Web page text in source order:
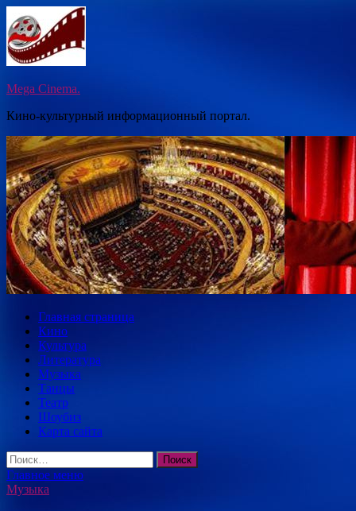
Перейти
к
содержимому
Mega Cinema.
Кино-культурный информационный портал.
Главная страница
Кино
Культура
Литература
Музыка
Танцы
Театр
Шоубиз
Карта сайта
Найти:
Главное меню
Музыка